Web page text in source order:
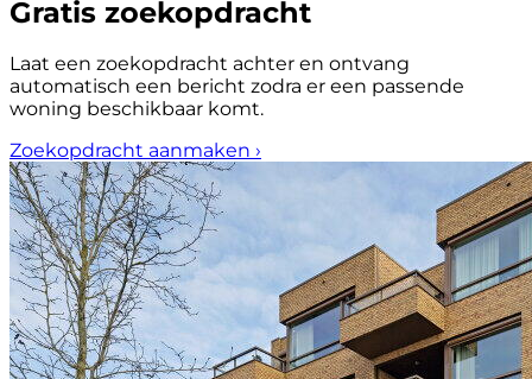
Gratis zoekopdracht
Laat een zoekopdracht achter en ontvang
automatisch een bericht zodra er een passende
woning beschikbaar komt.
Zoekopdracht aanmaken ›